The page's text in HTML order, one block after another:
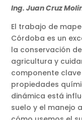
Ing. Juan Cruz
El trabajo de
Córdoba es un
la conservación
agricultura y
componente
propiedades
dinámica está
suelo y el manejo